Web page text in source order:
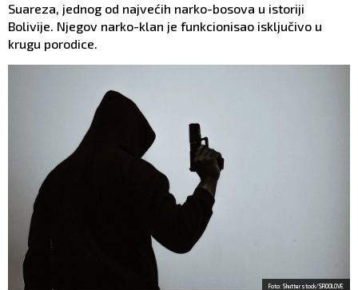
Suareza, jednog od najvećih narko-bosova u istoriji
Bolivije. Njegov narko-klan je funkcionisao isključivo u
krugu porodice.
Foto: Shutterstock/SROOLOVE